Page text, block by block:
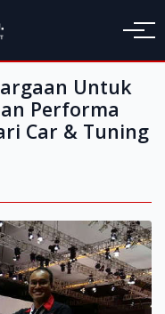
Untuk
Performa
Car & Tuning